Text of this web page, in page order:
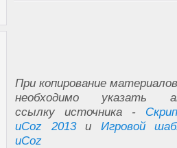
При копирование
необходимо указать
ссылку источника -
uCoz 2013и Игровой
uCoz